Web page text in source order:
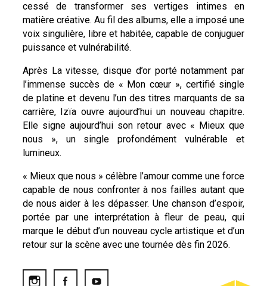
cessé de transformer ses vertiges intimes en
matière créative. Au fil des albums, elle a imposé une
voix singulière, libre et habitée, capable de conjuguer
puissance et vulnérabilité.
Après La vitesse, disque d’or porté notamment par
l’immense succès de « Mon cœur », certifié single
de platine et devenu l’un des titres marquants de sa
carrière, Izïa ouvre aujourd’hui un nouveau chapitre.
Elle signe aujourd’hui son retour avec « Mieux que
nous », un single profondément vulnérable et
lumineux.
« Mieux que nous » célèbre l’amour comme une force
capable de nous confronter à nos failles autant que
de nous aider à les dépasser. Une chanson d’espoir,
portée par une interprétation à fleur de peau, qui
marque le début d’un nouveau cycle artistique et d’un
retour sur la scène avec une tournée dès fin 2026.